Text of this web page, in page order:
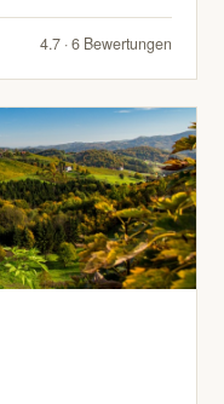
4.7 · 6 Bewertungen